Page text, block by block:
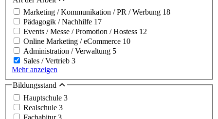
Marketing / Kommunikation / PR / Werbung 18
Pädagogik / Nachhilfe 17
Events / Messe / Promotion / Hostess 12
Online Marketing / eCommerce 10
Administration / Verwaltung 5
Sales / Vertrieb 3
Mehr anzeigen
Bildungsstand
Hauptschule 3
Realschule 3
Fachabitur3